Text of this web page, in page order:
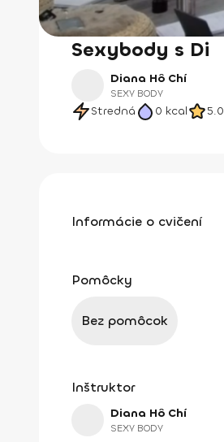
Sexybody s Di
Diana Hô Chí
SEXY BODY
Stredná 0 kcal 5.0
Informácie o cvičení
Pomôcky
Bez pomôcok
Inštruktor
Diana Hô Chí
SEXY BODY